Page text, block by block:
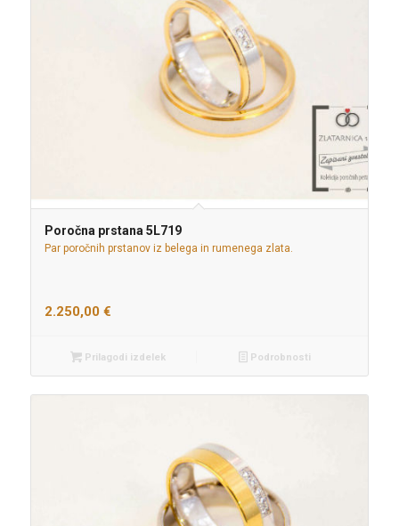
Poročna prstana 5L719
Par poročnih prstanov iz belega in rumenega zlata.
2.250,00 €
Prilagodi izdelek Podrobnosti